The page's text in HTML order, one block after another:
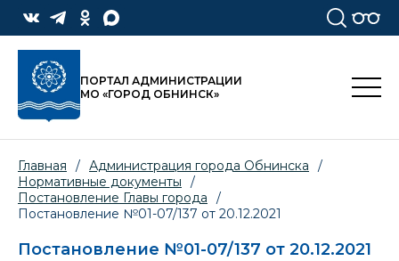
ПОРТАЛ АДМИНИСТРАЦИИ
МО «ГОРОД ОБНИНСК»
Главная / Администрация города Обнинска
/
Нормативные документы
/
Постановление Главы города
/
Постановление №01-07/137 от 20.12.2021
Постановление №01-07/137 от 20.12.2021